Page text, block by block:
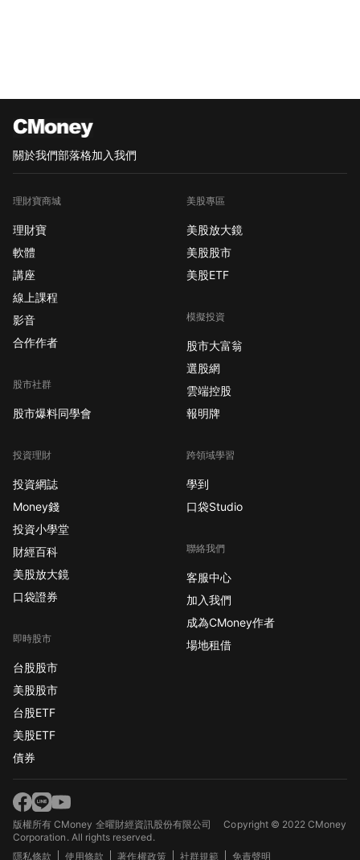
關於我們部落格加入我們
理財寶商城
理財寶
軟體
講座
線上課程
影音
合作作者
股市社群
股市爆料同學會
投資理財
投資網誌
Money錢
投資小學堂
財經百科
美股放大鏡
口袋證券
即時股市
台股股市
美股股市
台股ETF
美股ETF
債券
美股專區
美股放大鏡
美股股市
美股ETF
模擬投資
股市大富翁
選股網
雲端控股
報明牌
跨領域學習
學到
口袋Studio
聯絡我們
客服中心
加入我們
成為CMoney作者
場地租借
版權所有 CMoney 全曜財經資訊股份有限公司Copyright © 2022 CMoney
Corporation. All rights reserved.
隱私條款
使用條款 著作權政策 社群規範 免責聲明